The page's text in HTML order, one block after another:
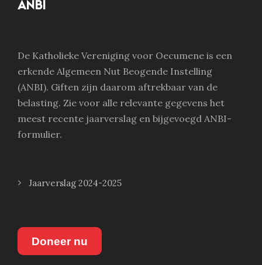
ANBI
De Katholieke Vereniging voor Oecumene is een
erkende Algemeen Nut Beogende Instelling
(ANBI). Giften zijn daarom aftrekbaar van de
belasting. Zie voor alle relevante gegevens het
meest recente jaarverslag en bijgevoegd ANBI-
formulier.
Jaarverslag 2024-2025
Doneer nu